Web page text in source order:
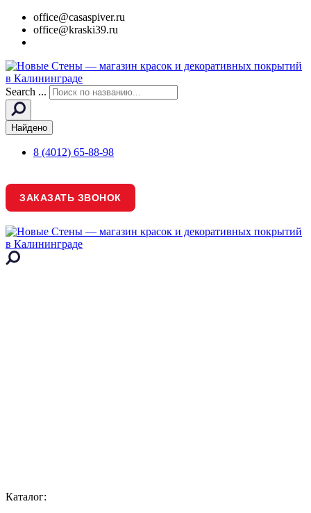
office@casaspiver.ru
office@kraski39.ru
Search ...
Найдено
8 (4012) 65-88-98
ЗАКАЗАТЬ ЗВОНОК
Каталог: